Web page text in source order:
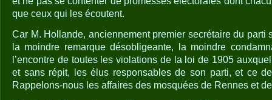
que ceux qui les écoutent.
Car M. Hollande, anciennement premier secrétaire du parti
la moindre remarque désobligeante, la moindre
l’encontre de toutes les violations de la loi de 1905
et sans répit, les élus responsables de son parti, et ce
Rappelons-nous les affaires des mosquées de Rennes et